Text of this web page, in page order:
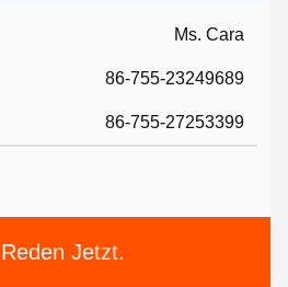
Ms. Cara
86-755-23249689
86-755-27253399
Jetzt.